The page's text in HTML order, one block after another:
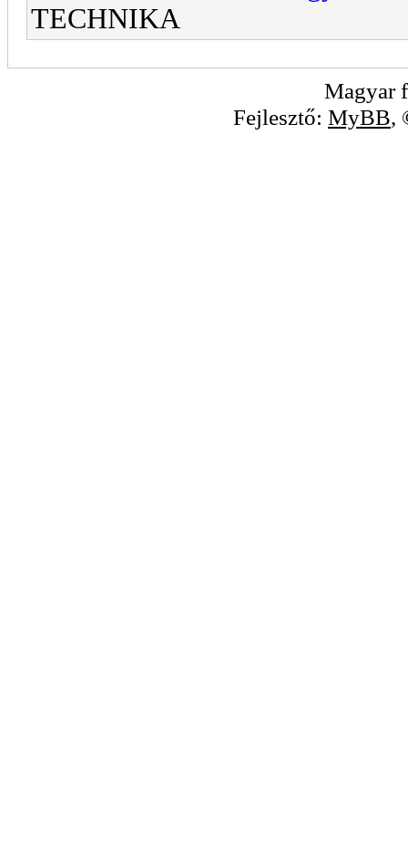
TECHNIKA
Magyar
Fejlesztő: MyBB,